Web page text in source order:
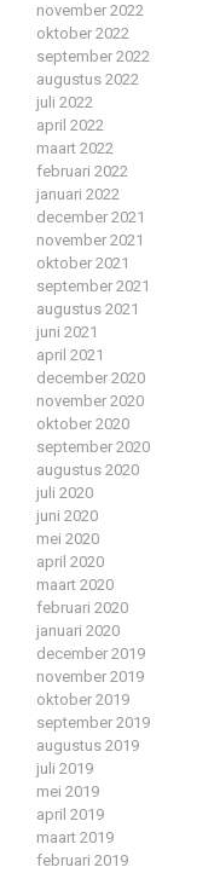
november 2022
oktober 2022
september 2022
augustus 2022
juli 2022
april 2022
maart 2022
februari 2022
januari 2022
december 2021
november 2021
oktober 2021
september 2021
augustus 2021
juni 2021
april 2021
december 2020
november 2020
oktober 2020
september 2020
augustus 2020
juli 2020
juni 2020
mei 2020
april 2020
maart 2020
februari 2020
januari 2020
december 2019
november 2019
oktober 2019
september 2019
augustus 2019
juli 2019
mei 2019
april 2019
maart 2019
februari 2019